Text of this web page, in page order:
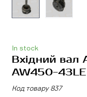
In stock
Вхідний вал
AW450-43LE
Код товару 837